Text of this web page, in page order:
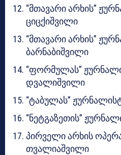
“მთავარი არხის”
ციცქიშვილი
“მთავარი არხის”
ბარნაბიშვილი
“ფორმულას”
დვალიშვილი
“ტაბულას”
“ნეტგაზეთის”
​პირველი არხის
თვალიაშვილი